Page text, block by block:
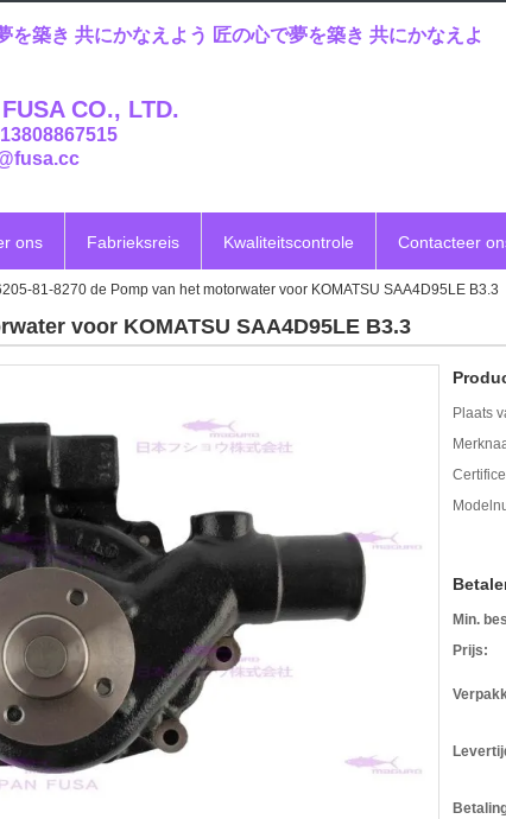
を築き 共にかなえよう 匠の心で夢を築き 共にかなえよ
CO., LTD.
ons Fabrieksreis Kwaliteitscontrole Contacteer
81-8270 de Pomp van het motorwater voor KOMATSU SAA4D95LE B3.3
voor KOMATSU SAA4D95LE B3.3
Plaats
Min.
Prijs: